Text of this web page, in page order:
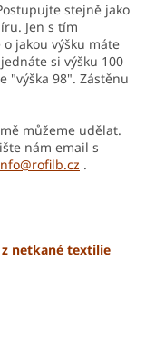
stejně jako
Jen s tím
jakou výšku máte
si výšku 100
"výška 98". Zástěnu
můžeme udělat.
nám email s
.
netkané textilie